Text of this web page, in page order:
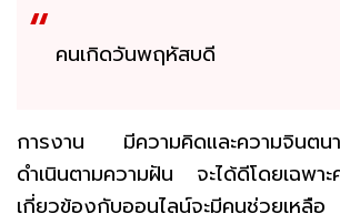
คนเกิดวันพฤหัสบดี
การงาน มีความคิดและความจินตน
ดำเนินตามความฝัน จะได้ดีโดยเฉพา
เกี่ยวข้องกับออนไลน์จะมีคนช่วยเหลื